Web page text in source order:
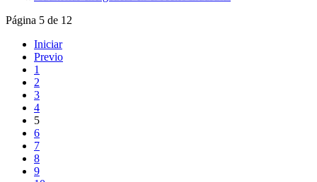
Página 5 de 12
Iniciar
Previo
1
2
3
4
5
6
7
8
9